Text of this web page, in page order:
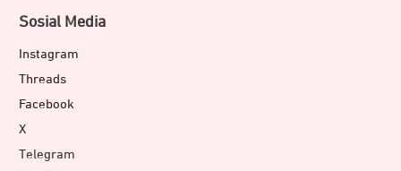
Sosial Media
Instagram
Threads
Facebook
X
Telegram